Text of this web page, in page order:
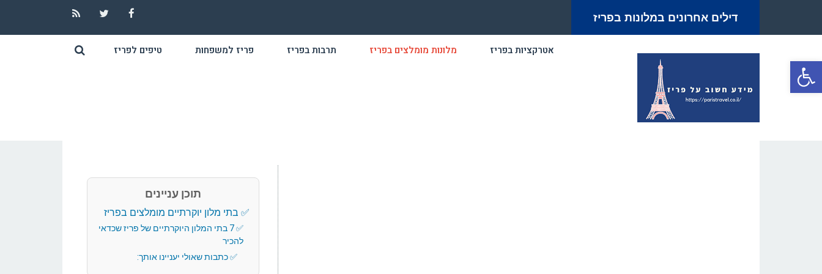
פתח סרגל נגישות
דילים אחרונים במלונות בפריז
אטרקציות בפריז מלונות מומלצים בפריז תרבות בפריז פריז למשפחות טיפים לפריז
תוכן עניינים
בתי מלון יוקרתיים מומלצים בפריז
7 בתי המלון היוקרתיים של פריז שכדאי
להכיר
כתבות שאולי יעניינו אותך: